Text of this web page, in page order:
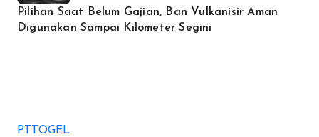
Pilihan Saat Belum Gajian, Ban Vulkanisir Aman
Digunakan Sampai Kilometer Segini
PTTOGEL